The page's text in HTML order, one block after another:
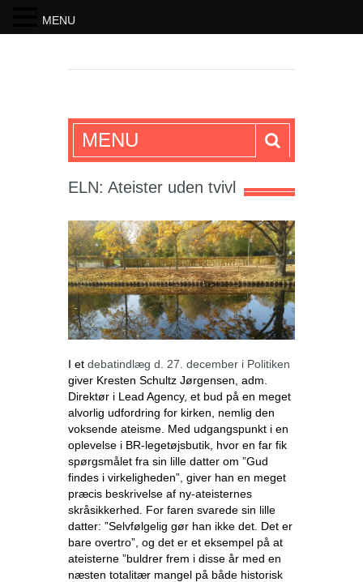
SKRIFTEN
MENU
ELN: Ateister uden tvivl
I et debatindlæg d. 27. december i Politiken
giver Kresten Schultz Jørgensen, adm.
Direktør i Lead Agency, et bud på en meget
alvorlig udfordring for kirken, nemlig den
voksende ateisme. Med udgangspunkt i en
oplevelse i BR-legetøjsbutik, hvor en far fik
spørgsmålet fra sin lille datter om ”Gud
findes i virkeligheden”, giver han en meget
præcis beskrivelse af ny-ateisternes
skråsikkerhed. For faren svarede sin lille
datter: ”Selvfølgelig gør han ikke det. Det er
bare overtro”, og det er et eksempel på at
ateisterne ”buldrer frem i disse år med en
næsten totalitær mangel på både historisk
MENU